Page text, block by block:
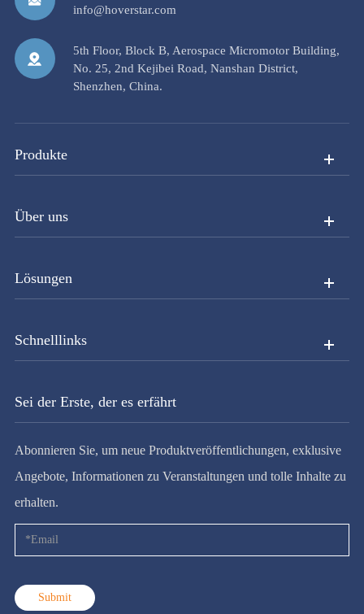
info@hoverstar.com
5th Floor, Block B, Aerospace Micromotor Building,
No. 25, 2nd Kejibei Road, Nanshan District,
Shenzhen, China.
Produkte
Über uns
Lösungen
Schnelllinks
Sei der Erste, der es erfährt
Abonnieren Sie, um neue Produktveröffentlichungen, exklusive
Angebote, Informationen zu Veranstaltungen und tolle Inhalte zu
erhalten.
Submit